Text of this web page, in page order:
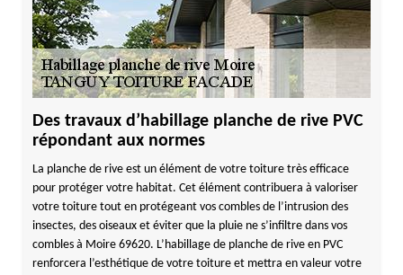
Des travaux d’habillage planche de rive PVC
répondant aux normes
La planche de rive est un élément de votre toiture très efficace
pour protéger votre habitat. Cet élément contribuera à valoriser
votre toiture tout en protégeant vos combles de l’intrusion des
insectes, des oiseaux et éviter que la pluie ne s’infiltre dans vos
combles à Moire 69620. L’habillage de planche de rive en PVC
renforcera l’esthétique de votre toiture et mettra en valeur votre